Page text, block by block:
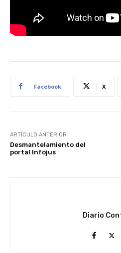
Facebook X
ARTÍCULO ANTERIOR
Desmantelamiento del
portal Infojus
Diario